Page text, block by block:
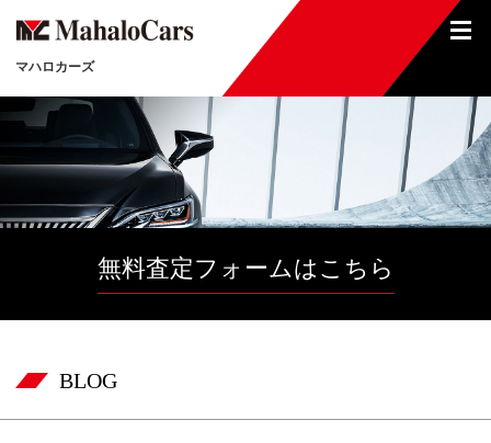
マハロカーズ
無料査定フォームはこちら
BLOG